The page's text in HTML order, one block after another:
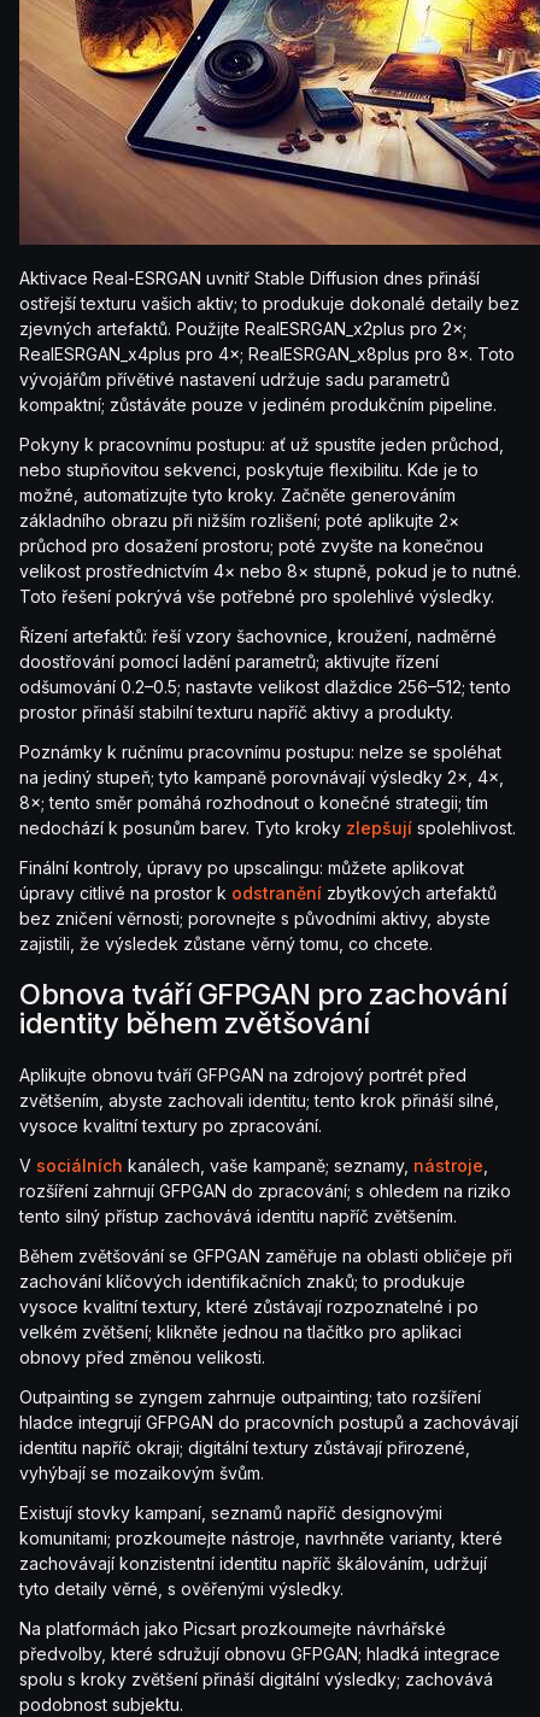
Aktivace Real-ESRGAN uvnitř Stable Diffusion dnes přináší
ostřejší texturu vašich aktiv; to produkuje dokonalé detaily bez
zjevných artefaktů. Použijte RealESRGAN_x2plus pro 2×;
RealESRGAN_x4plus pro 4×; RealESRGAN_x8plus pro 8×. Toto
vývojářům přívětivé nastavení udržuje sadu parametrů
kompaktní; zůstáváte pouze v jediném produkčním pipeline.
Pokyny k pracovnímu postupu: ať už spustíte jeden průchod,
nebo stupňovitou sekvenci, poskytuje flexibilitu. Kde je to
možné, automatizujte tyto kroky. Začněte generováním
základního obrazu při nižším rozlišení; poté aplikujte 2×
průchod pro dosažení prostoru; poté zvyšte na konečnou
velikost prostřednictvím 4× nebo 8× stupně, pokud je to nutné.
Toto řešení pokrývá vše potřebné pro spolehlivé výsledky.
Řízení artefaktů: řeší vzory šachovnice, kroužení, nadměrné
doostřování pomocí ladění parametrů; aktivujte řízení
odšumování 0.2–0.5; nastavte velikost dlaždice 256–512; tento
prostor přináší stabilní texturu napříč aktivy a produkty.
Poznámky k ručnímu pracovnímu postupu: nelze se spoléhat
na jediný stupeň; tyto kampaně porovnávají výsledky 2×, 4×,
8×; tento směr pomáhá rozhodnout o konečné strategii; tím
nedochází k posunům barev. Tyto kroky zlepšují spolehlivost.
Finální kontroly, úpravy po upscalingu: můžete aplikovat
úpravy citlivé na prostor k odstranění zbytkových artefaktů
bez zničení věrnosti; porovnejte s původními aktivy, abyste
zajistili, že výsledek zůstane věrný tomu, co chcete.
Obnova tváří GFPGAN pro zachování
identity během zvětšování
Aplikujte obnovu tváří GFPGAN na zdrojový portrét před
zvětšením, abyste zachovali identitu; tento krok přináší silné,
vysoce kvalitní textury po zpracování.
V sociálních kanálech, vaše kampaně; seznamy, nástroje
rozšíření zahrnují GFPGAN do zpracování; s ohledem na riziko
tento silný přístup zachovává identitu napříč zvětšením.
Během zvětšování se GFPGAN zaměřuje na oblasti obličeje při
zachování klíčových identifikačních znaků; to produkuje
vysoce kvalitní textury, které zůstávají rozpoznatelné i po
velkém zvětšení; klikněte jednou na tlačítko pro aplikaci
obnovy před změnou velikosti.
Outpainting se zyngem zahrnuje outpainting; tato rozšíření
hladce integrují GFPGAN do pracovních postupů a zachovávají
identitu napříč okraji; digitální textury zůstávají přirozené,
vyhýbají se mozaikovým švům.
Existují stovky kampaní, seznamů napříč designovými
komunitami; prozkoumejte nástroje, navrhněte varianty, které
zachovávají konzistentní identitu napříč škálováním, udržují
tyto detaily věrné, s ověřenými výsledky.
Na platformách jako Picsart prozkoumejte návrhářské
předvolby, které sdružují obnovu GFPGAN; hladká integrace
spolu s kroky zvětšení přináší digitální výsledky; zachovává
podobnost subjektu.